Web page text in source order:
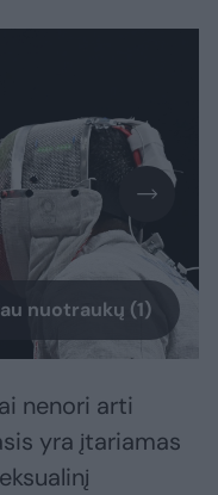
nuotraukų (1)
nenori arti
yra įtariamas